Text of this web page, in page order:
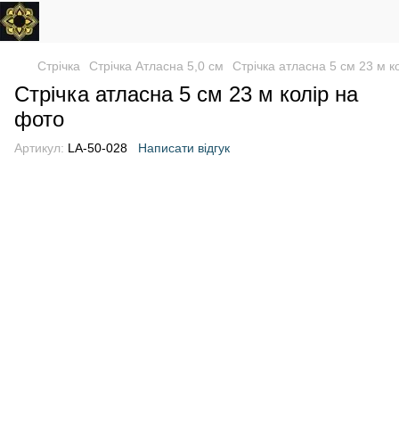
Стрічка Стрічка Атласна 5,0 см Стрічка атласна 5 см 23 м
Стрічка атласна 5 см 23 м колір на
фото
Артикул: LA-50-028 Написати відгук